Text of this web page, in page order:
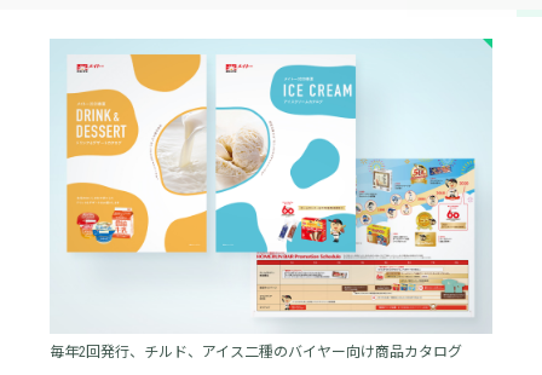
毎年2回発行、チルド、アイス二種のバイヤー向け商品カタログ